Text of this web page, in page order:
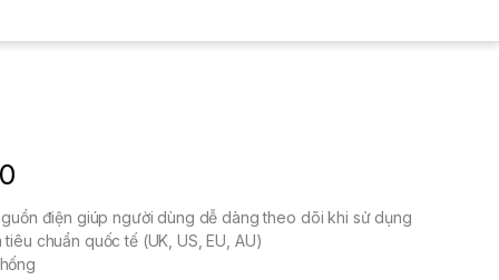
điện giúp người dùng dễ dàng theo dõi khi sử dụng
chuẩn quốc tế (UK, US, EU, AU)